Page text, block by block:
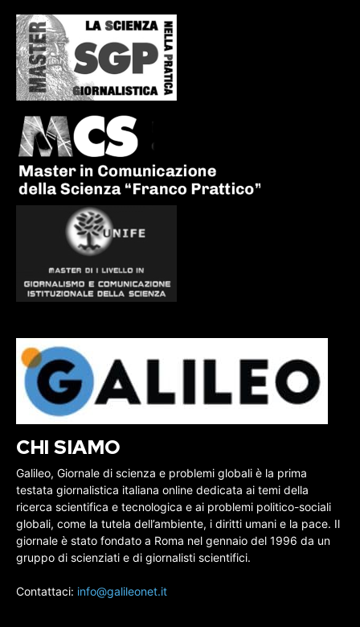
CHI SIAMO
Galileo, Giornale di scienza e problemi globali è la prima
testata giornalistica italiana online dedicata ai temi della
ricerca scientifica e tecnologica e ai problemi politico-sociali
globali, come la tutela dell’ambiente, i diritti umani e la pace. Il
giornale è stato fondato a Roma nel gennaio del 1996 da un
gruppo di scienziati e di giornalisti scientifici.
Contattaci: info@galileonet.it